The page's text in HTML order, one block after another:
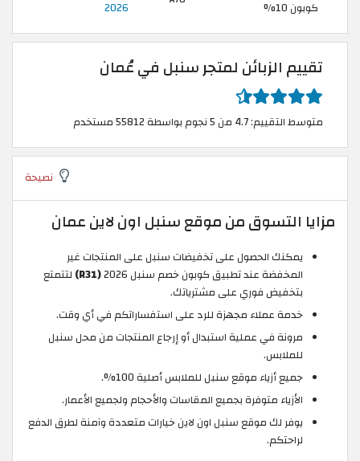
كوبون 10%
2026
تقييم الزبائن لمتجر سنبل في عُمان
متوسط التقييم: 4.7 من 5 نجوم بواسطة 55812 مستخدم
نصيحة
مزايا التسوق من موقع سنبل اون لاين عمان
يمكنك الحصول على تخفيضات سنبل على المنتجات غير
المخفضة عند تطبيق كوبون خصم سنبل 2026
(R31)
لتتمتع
بتخفيض فوري على مشترياتك.
خدمة عملاء مجهزة للرد على استفساراتكم في أي وقت.
مرونة في عملية استبدال أو إرجاع المنتجات من محل سنبل
للملابس.
جميع أزياء موقع سنبل للملابس أصلية 100%.
الأزياء متوفرة بجميع المقاسات والأحجام ولجميع الأعمار.
يوفر لك موقع سنبل اون لاين خيارات متعددة وآمنة لطرق الدفع
لراحتكم.